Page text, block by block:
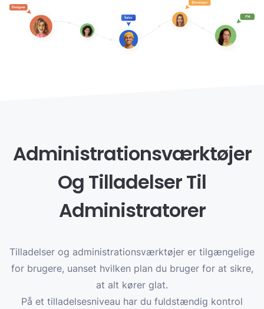
Administrationsværktøjer
Og Tilladelser Til
Administratorer
Tilladelser og administrationsværktøjer er tilgængelige
for brugere, uanset hvilken plan du bruger for at sikre,
at alt kører glat.
På et tilladelsesniveau har du fuldstændig kontrol